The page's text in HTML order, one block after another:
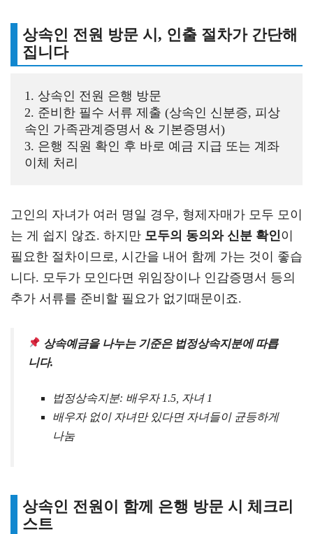
상속인 전원 방문 시, 인출 절차가 간단해
집니다
1. 상속인 전원 은행 방문
2. 준비한 필수 서류 제출 (상속인 신분증, 피상
속인 가족관계증명서 & 기본증명서)
3. 은행 직원 확인 후 바로 예금 지급 또는 계좌
이체 처리
고인의 자녀가 여러 명일 경우, 형제자매가 모두 모이
는 게 쉽지 않죠. 하지만 모두의 동의와 신분 확인이
필요한 절차이므로, 시간을 내어 함께 가는 것이 좋습
니다. 모두가 모인다면 위임장이나 인감증명서 등의
추가 서류를 준비할 필요가 없기때문이죠.
상속예금을 나누는 기준은 법정상속지분에 따릅
니다.
법정상속지분: 배우자 1.5, 자녀 1
배우자 없이 자녀만 있다면 자녀들이 균등하게
나눔
상속인 전원이 함께 은행 방문 시 체크리
스트